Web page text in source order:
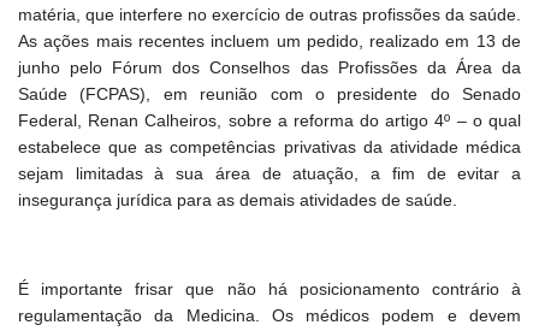
matéria, que interfere no exercício de outras profissões da saúde.
As ações mais recentes incluem um pedido, realizado em 13 de
junho pelo Fórum dos Conselhos das Profissões da Área da
Saúde (FCPAS), em reunião com o presidente do Senado
Federal, Renan Calheiros, sobre a reforma do artigo 4º – o qual
estabelece que as competências privativas da atividade médica
sejam limitadas à sua área de atuação, a fim de evitar a
insegurança jurídica para as demais atividades de saúde.
É importante frisar que não há posicionamento contrário à
regulamentação da Medicina. Os médicos podem e devem